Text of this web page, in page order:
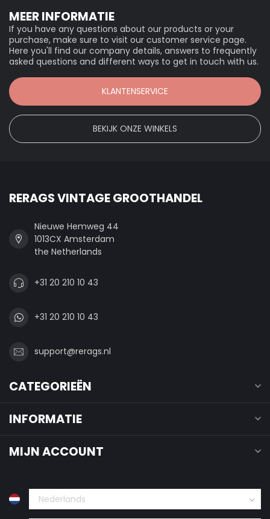
MEER INFORMATIE
If you have any questions about our products or your
purchase, make sure to visit our customer service page.
Here you'll find our company details, answers to frequently
asked questions and different ways to get in touch with us.
KLANTENSERVICE
BEKIJK ONZE WINKELS
RERAGS VINTAGE GROOTHANDEL
Nieuwe Hemweg 44
1013CX Amsterdam
the Netherlands
+31 20 210 10 43
+31 20 210 10 43
support@rerags.nl
CATEGORIEËN
INFORMATIE
MIJN ACCOUNT